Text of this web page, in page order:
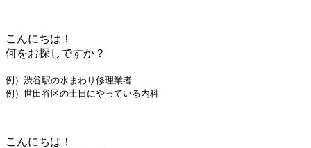
こんにちは！
何をお探しですか？
例）渋谷駅の水まわり修理業者
例）世田谷区の土日にやっている内科
こんにちは！